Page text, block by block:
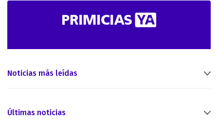
Noticias más leídas
Últimas noticias